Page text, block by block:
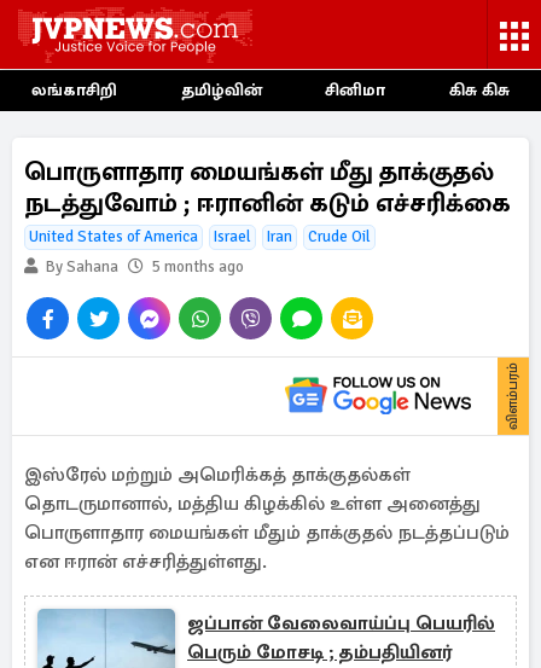
லங்காசிறி தமிழ்வின் சினிமா கிசு கிசு
பொருளாதார மையங்கள் மீது தாக்குதல்
நடத்துவோம் ; ஈரானின் கடும் எச்சரிக்கை
United States of America Israel Iran
Crude Oil
By Sahana
5 months ago
விளம்பரம்
இஸ்ரேல் மற்றும் அமெரிக்கத் தாக்குதல்கள்
தொடருமானால், மத்திய கிழக்கில் உள்ள அனைத்து
பொருளாதார மையங்கள் மீதும் தாக்குதல் நடத்தப்படும்
என ஈரான் எச்சரித்துள்ளது.
ஜப்பான் வேலைவாய்ப்பு பெயரில்
பெரும் மோசடி ; தம்பதியினர்